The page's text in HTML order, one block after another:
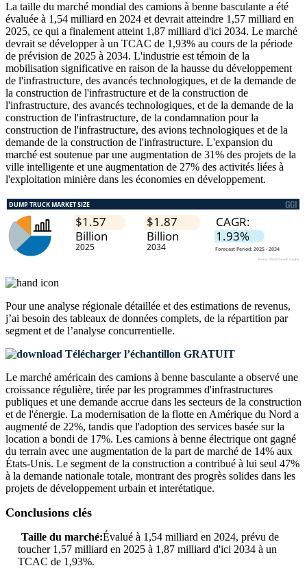
La taille du marché mondial des camions à benne basculante a été
évaluée à 1,54 milliard en 2024 et devrait atteindre 1,57 milliard en
2025, ce qui a finalement atteint 1,87 milliard d'ici 2034. Le marché
devrait se développer à un TCAC de 1,93% au cours de la période
de prévision de 2025 à 2034. L'industrie est témoin de la
mobilisation significative en raison de la hausse du développement
de l'infrastructure, des avancés technologiques, et de la demande de
la construction de l'infrastructure et de la construction de
l'infrastructure, des avancés technologiques, et de la demande de la
construction de l'infrastructure, de la condamnation pour la
construction de l'infrastructure, des avions technologiques et de la
demande de la construction de l'infrastructure. L'expansion du
marché est soutenue par une augmentation de 31% des projets de la
ville intelligente et une augmentation de 27% des activités liées à
l'exploitation minière dans les économies en développement.
Pour une analyse régionale détaillée et des estimations de revenus,
j’ai besoin des tableaux de données complets, de la répartition par
segment et de l’analyse concurrentielle.
Télécharger l’échantillon GRATUIT
Le marché américain des camions à benne basculante a observé une
croissance régulière, tirée par les programmes d'infrastructures
publiques et une demande accrue dans les secteurs de la construction
et de l'énergie. La modernisation de la flotte en Amérique du Nord a
augmenté de 22%, tandis que l'adoption des services basée sur la
location a bondi de 17%. Les camions à benne électrique ont gagné
du terrain avec une augmentation de la part de marché de 14% aux
États-Unis. Le segment de la construction a contribué à lui seul 47%
à la demande nationale totale, montrant des progrès solides dans les
projets de développement urbain et interétatique.
Conclusions clés
Taille du marché:Évalué à 1,54 milliard en 2024, prévu de
toucher 1,57 milliard en 2025 à 1,87 milliard d'ici 2034 à un
TCAC de 1,93%.